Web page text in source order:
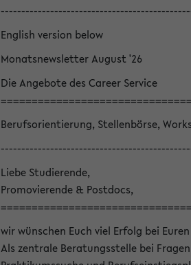
English version below
Monatsnewsletter August '26
Die Angebote des Career Service
Berufsorientierung, Stellenbörse,
Liebe Studierende,
Promovierende & Postdocs,
wir wünschen Euch viel Erfolg bei
Als zentrale Beratungsstelle bei